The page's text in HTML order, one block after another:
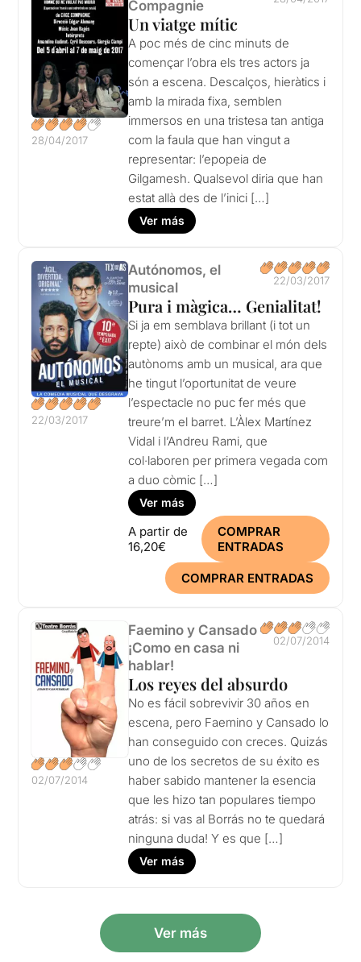
28/04/2017
Compagnie
Un viatge mític
A poc més de cinc minuts de
començar l’obra els tres actors ja
són a escena. Descalços, hieràtics i
amb la mirada fixa, semblen
immersos en una tristesa tan antiga
com la faula que han vingut a
representar: l’epopeia de
Gilgamesh. Qualsevol diria que han
estat allà des de l’inici […]
Ver más
22/03/2017
Autónomos, el
musical
22/03/2017
Pura i màgica… Genialitat!
Si ja em semblava brillant (i tot un
repte) això de combinar el món dels
autònoms amb un musical, ara que
he tingut l’oportunitat de veure
l’espectacle no puc fer més que
treure’m el barret. L’Àlex Martínez
Vidal i l’Andreu Rami, que
col·laboren per primera vegada com
a duo còmic […]
Ver más
A partir de
16,20€
COMPRAR
ENTRADAS
COMPRAR ENTRADAS
02/07/2014
Faemino y Cansado
¡Como en casa ni
hablar!
02/07/2014
Los reyes del absurdo
No es fácil sobrevivir 30 años en
escena, pero Faemino y Cansado lo
han conseguido con creces. Quizás
uno de los secretos de su éxito es
haber sabido mantener la esencia
que les hizo tan populares tiempo
atrás: si vas al Borrás no te quedará
ninguna duda! Y es que […]
Ver más
Ver más